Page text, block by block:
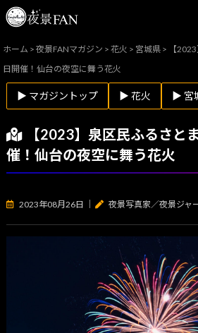
ホーム >夜景FANマガジン >花火 > 宮城県 >
【
日開催！仙台の夜空に舞う花火
▶ マガジントップ ▶ 花火 ▶ 宮
【2023】泉区民ふるさと
催！仙台の夜空に舞う花火
2023年08月26日 夜景写真家／夜景ジ